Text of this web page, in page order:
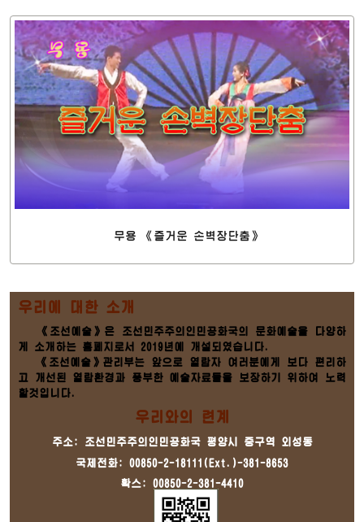
무용 《즐거운 손벽장단춤》
우리에 대한 소개
《조선예술》은 조선민주주의인민공화국의 문화예술을 다양하
게 소개하는 홈페지로서 2019년에 개설되였습니다.
《조선예술》관리부는 앞으로 열람자 여러분에게 보다 편리하
고 개선된 열람환경과 풍부한 예술자료들을 보장하기 위하여 노력
할것입니다.
우리와의 련계
주소: 조선민주주의인민공화국 평양시 중구역 외성동
국제전화: 00850-2-18111(Ext.)-381-8653
확스: 00850-2-381-4410